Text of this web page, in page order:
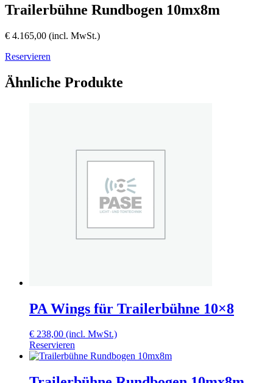
Trailerbühne Rundbogen 10mx8m
€ 4.165,00 (incl. MwSt.)
Reservieren
Ähnliche Produkte
PA Wings für Trailerbühne 10×8
€ 238,00 (incl. MwSt.)
Reservieren